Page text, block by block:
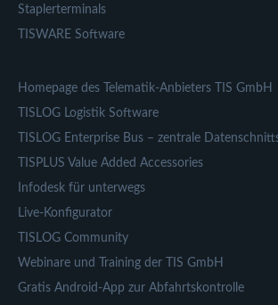
Staplerterminals
TISWARE Software
Homepage des Telematik-Anbieters TIS GmbH
TISLOG Logistik Software
TISLOG Enterprise Bus – zentrale
TISPLUS Value Added Accessories
Infodesk für unterwegs
Live-Konfigurator
TISLOG Community
Webinare und Training der TIS GmbH
Gratis Android-App zur Abfahrtskontrolle